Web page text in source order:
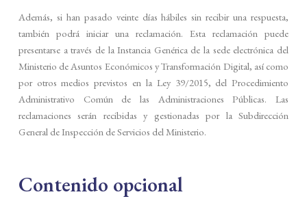
Además, si han pasado veinte días hábiles sin recibir una respuesta,
también podrá iniciar una reclamación. Esta reclamación puede
presentarse a través de la Instancia Genérica de la sede electrónica del
Ministerio de Asuntos Económicos y Transformación Digital, así como
por otros medios previstos en la Ley 39/2015, del Procedimiento
Administrativo Común de las Administraciones Públicas. Las
reclamaciones serán recibidas y gestionadas por la Subdirección
General de Inspección de Servicios del Ministerio.
Contenido opcional